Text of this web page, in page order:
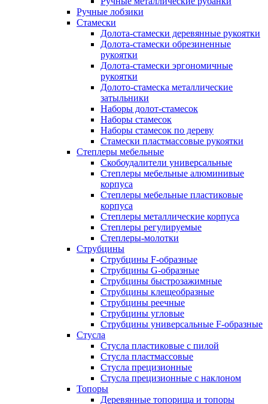
Ручные лобзики
Стамески
Долота-стамески деревянные рукоятки
Долота-стамески обрезиненные
рукоятки
Долота-стамески эргономичные
рукоятки
Долото-стамеска металлические
затыльники
Наборы долот-стамесок
Наборы стамесок
Наборы стамесок по дереву
Стамески пластмассовые рукоятки
Степлеры мебельные
Скобоудалители универсальные
Степлеры мебельные алюминивые
корпуса
Степлеры мебельные пластиковые
корпуса
Степлеры металлические корпуса
Степлеры регулируемые
Степлеры-молотки
Струбцины
Струбцины F-образные
Струбцины G-образные
Струбцины быстрозажимные
Струбцины клещеобразные
Струбцины реечные
Струбцины угловые
Струбцины универсальные F-образные
Стусла
Стусла пластиковые с пилой
Стусла пластмассовые
Стусла прецизионные
Стусла прецизионные с наклоном
Топоры
Деревянные топорища и топоры